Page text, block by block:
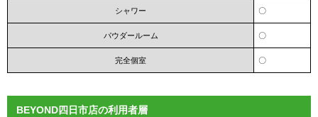
シャワー 〇
パウダールーム 〇
完全個室 〇
BEYOND四日市店の利用者層